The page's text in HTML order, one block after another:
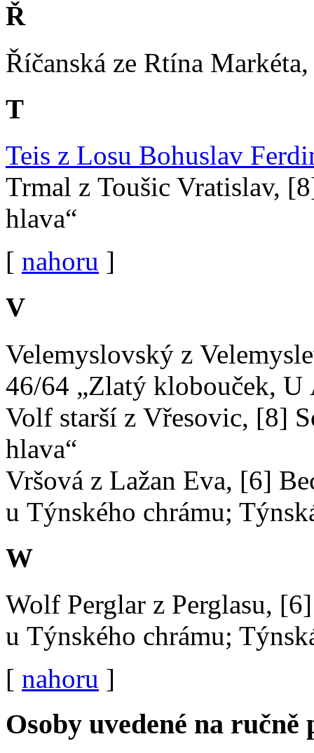
Ř
Říčanská ze Rtína
T
Teis z Losu Bohuslav
Trmal z Toušic Vratislav,
hlava“
[ nahoru ]
V
Velemyslovský z
46/64 „Zlatý klobouček, U
Volf starší z Vřesovic, [8]
hlava“
Vršová z Lažan Eva, [6]
u Týnského chrámu;
W
Wolf Perglar z Perglasu,
u Týnského chrámu;
[ nahoru ]
Osoby uvedené na